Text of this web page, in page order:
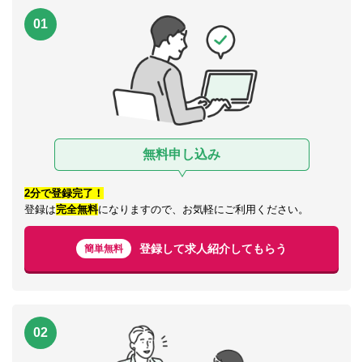
01
無料申し込み
2分で登録完了！
登録は完全無料になりますので、お気軽にご利用ください。
簡単無料 登録して求人紹介してもらう
02